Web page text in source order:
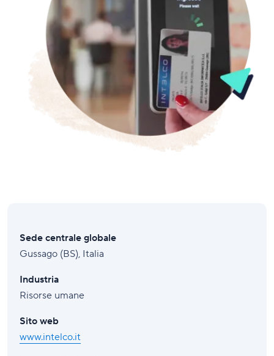
Sede centrale globale
Gussago (BS), Italia
Industria
Risorse umane
Sito web
www.intelco.it